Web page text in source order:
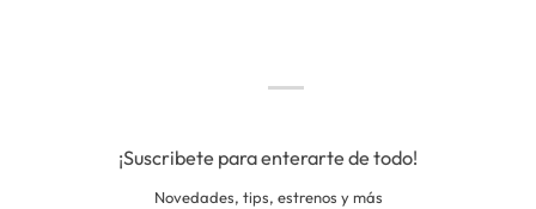
¡Suscribete para enterarte de todo!
Novedades, tips, estrenos y más